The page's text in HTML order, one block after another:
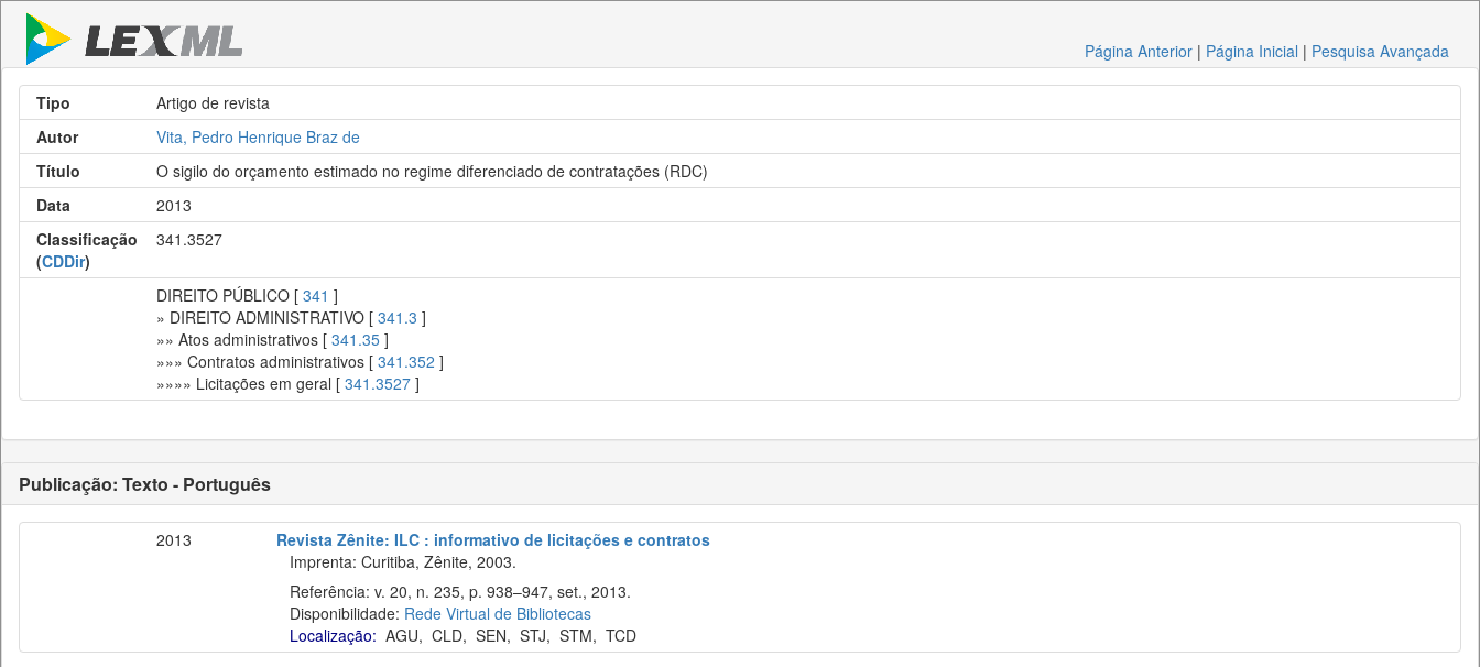
Página Anterior | Página Inicial | Pesquisa Avançada
Tipo
Artigo de revista
Autor
Vita, Pedro Henrique Braz de
Título
O sigilo do orçamento estimado no regime diferenciado de contratações (RDC)
Data
2013
Classificação
(CDDir)
341.3527
DIREITO PÚBLICO [ 341 ]
» DIREITO ADMINISTRATIVO [ 341.3 ]
»» Atos administrativos [ 341.35 ]
»»» Contratos administrativos [ 341.352 ]
»»»» Licitações em geral [ 341.3527 ]
Publicação: Texto - Português
2013
Revista Zênite: ILC : informativo de licitações e contratos
Imprenta: Curitiba, Zênite, 2003.
Referência: v. 20, n. 235, p. 938–947, set., 2013.
Disponibilidade: Rede Virtual de Bibliotecas
Localização: AGU, CLD, SEN, STJ, STM, TCD